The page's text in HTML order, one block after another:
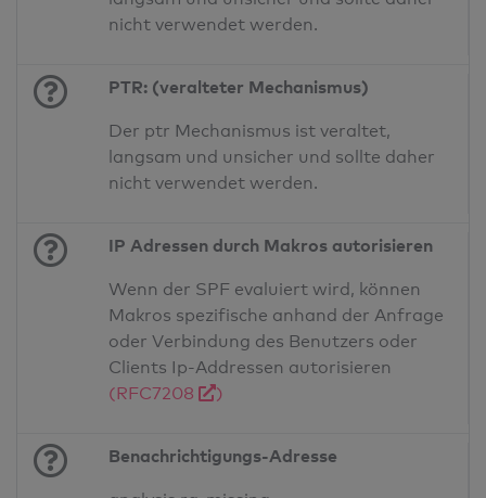
nicht verwendet werden.
PTR: (veralteter Mechanismus)
Der ptr Mechanismus ist veraltet,
langsam und unsicher und sollte daher
nicht verwendet werden.
IP Adressen durch Makros autorisieren
Wenn der SPF evaluiert wird, können
Makros spezifische anhand der Anfrage
oder Verbindung des Benutzers oder
Clients Ip-Addressen autorisieren
(RFC7208
)
Benachrichtigungs-Adresse